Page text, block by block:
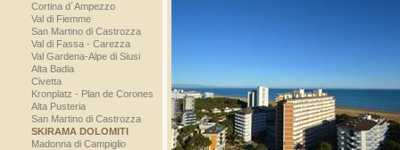
Cortina d´Ampezzo
Val di Fiemme
San Martino di Castrozza
Val di Fassa - Carezza
Val Gardena-Alpe di Siusi
Alta Badia
Civetta
Kronplatz - Plan de Corones
Alta Pusteria
San Martino di Castrozza
SKIRAMA DOLOMITI
Madonna di Campiglio